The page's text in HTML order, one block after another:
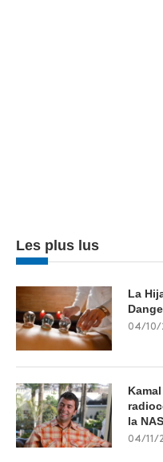
Les plus lus
La
04/10/
la
04/11/